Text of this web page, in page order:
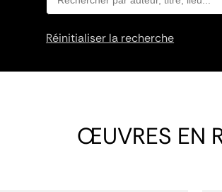
Réinitialiser la recherche
ŒUVRES EN